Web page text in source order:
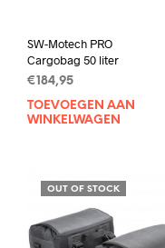
SW-Motech PRO
Cargobag 50 liter
€184,95
TOEVOEGEN AAN
WINKELWAGEN
OUT OF STOCK